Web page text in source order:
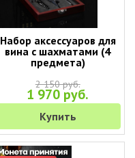
Набор аксессуаров для
вина с шахматами (4
предмета)
2 150 руб.
1 970 руб.
Купить